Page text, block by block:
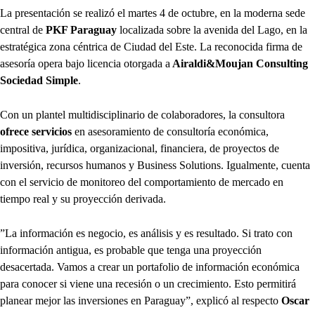
La presentación se realizó el martes 4 de octubre, en la moderna sede
central de PKF Paraguay localizada sobre la avenida del Lago, en la
estratégica zona céntrica de Ciudad del Este. La reconocida firma de
asesoría opera bajo licencia otorgada a Airaldi&Moujan Consulting
Sociedad Simple.
Con un plantel multidisciplinario de colaboradores, la consultora
ofrece servicios en asesoramiento de consultoría económica,
impositiva, jurídica, organizacional, financiera, de proyectos de
inversión, recursos humanos y Business Solutions. Igualmente, cuenta
con el servicio de monitoreo del comportamiento de mercado en
tiempo real y su proyección derivada.
”La información es negocio, es análisis y es resultado. Si trato con
información antigua, es probable que tenga una proyección
desacertada. Vamos a crear un portafolio de información económica
para conocer si viene una recesión o un crecimiento. Esto permitirá
planear mejor las inversiones en Paraguay”, explicó al respecto Oscar